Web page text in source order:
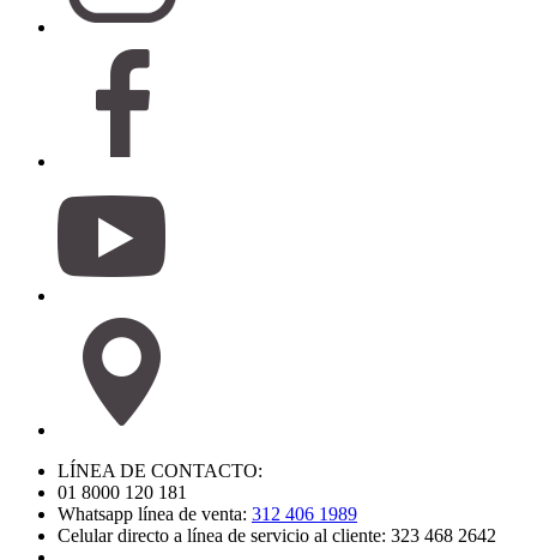
LÍNEA DE CONTACTO:
01 8000 120 181
Whatsapp línea de venta: 312 406 1989
Celular directo a línea de servicio al cliente: 323 468 2642